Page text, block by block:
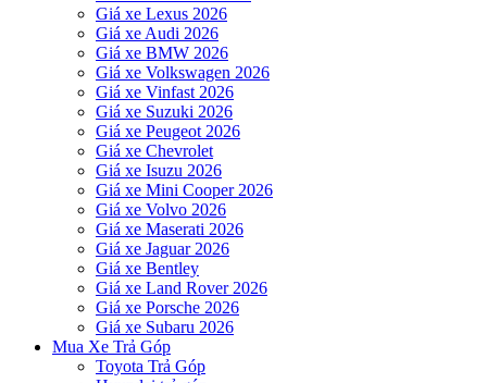
Giá xe Lexus 2026
Giá xe Audi 2026
Giá xe BMW 2026
Giá xe Volkswagen 2026
Giá xe Vinfast 2026
Giá xe Suzuki 2026
Giá xe Peugeot 2026
Giá xe Chevrolet
Giá xe Isuzu 2026
Giá xe Mini Cooper 2026
Giá xe Volvo 2026
Giá xe Maserati 2026
Giá xe Jaguar 2026
Giá xe Bentley
Giá xe Land Rover 2026
Giá xe Porsche 2026
Giá xe Subaru 2026
Mua Xe Trả Góp
Toyota Trả Góp